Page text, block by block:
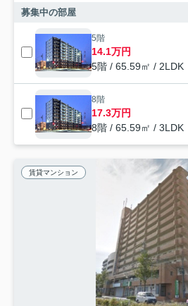
募集中の部屋
5階
14.1万円
5階 / 65.59㎡ / 2LDK
8階
17.3万円
8階 / 65.59㎡ / 3LDK
賃貸マンション